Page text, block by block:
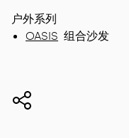
户外系列
OASIS 组合沙发